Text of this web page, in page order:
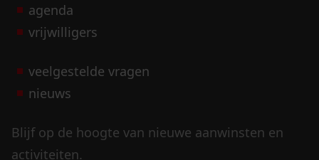
agenda
vrijwilligers
veelgestelde vragen
nieuws
Blijf op de hoogte van nieuwe aanwinsten en
activiteiten.